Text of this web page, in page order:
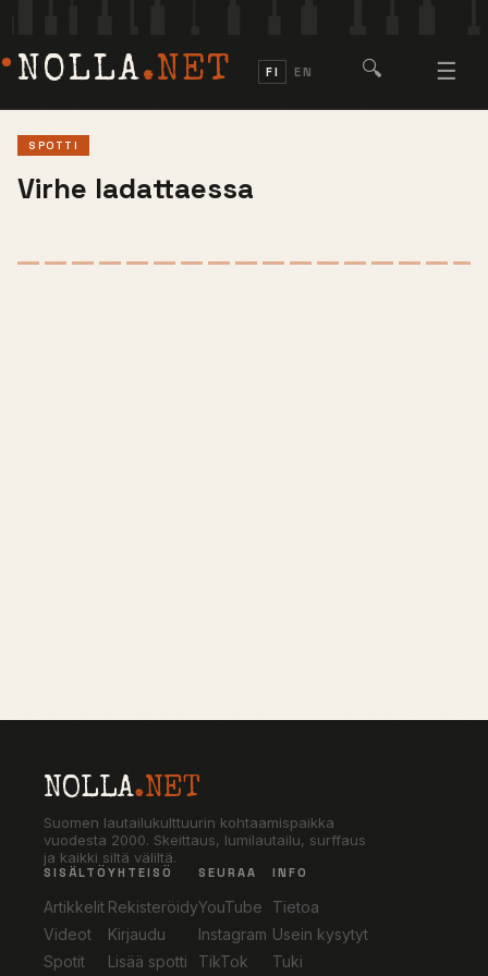
NOLLA.NET FI EN 🔍 ☰
SPOTTI
Virhe ladattaessa
NOLLA.NET
Suomen lautailukulttuurin kohtaamispaikka
vuodesta 2000. Skeittaus, lumilautailu, surffaus
ja kaikki siltä väliltä.
SISÄLTÖ
Artikkelit
Videot
Spotit
YHTEISÖ
Rekisteröidy
Kirjaudu
Lisää spotti
SEURAA
YouTube
Instagram
TikTok
INFO
Tietoa
Usein kysytyt
Tuki